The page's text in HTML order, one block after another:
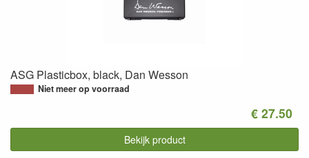
ASG Plasticbox, black, Dan Wesson
Niet meer op voorraad
€ 27.50
Bekijk product